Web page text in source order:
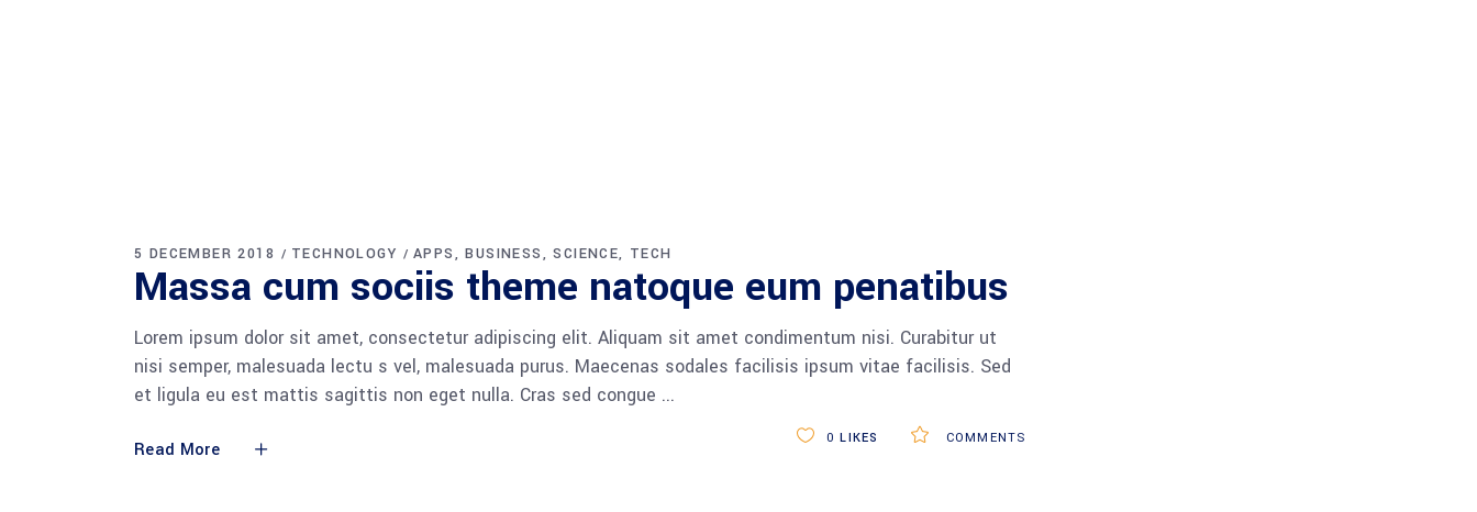
5 DECEMBER 2018 TECHNOLOGY APPS BUSINESS SCIENCE TECH
Massa cum sociis theme natoque eum penatibus
Lorem ipsum dolor sit amet, consectetur adipiscing elit. Aliquam sit amet condimentum nisi. Curabitur ut
nisi semper, malesuada lectu s vel, malesuada purus. Maecenas sodales facilisis ipsum vitae facilisis. Sed
et ligula eu est mattis sagittis non eget nulla. Cras sed congue
Read More
COMMENTS
0 LIKES